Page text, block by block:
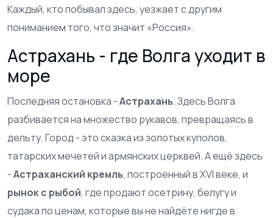
Каждый, кто побывал здесь, уезжает с другим
пониманием того, что значит «Россия».
Астрахань - где Волга уходит в
море
Последняя остановка -Астрахань. Здесь Волга
разбивается на множество рукавов, превращаясь в
дельту. Город - это сказка из золотых куполов,
татарских мечетей и армянских церквей. А ещё здесь
-Астраханский кремль, построенный в XVI веке, и
рынок с рыбой, где продают осетрину, белугу и
судака по ценам, которые вы не найдёте нигде в